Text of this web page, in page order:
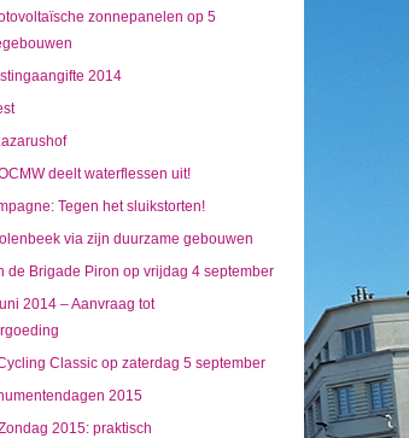
zonnepanelen op 5
2014
deelt waterflessen uit!
Tegen het sluikstorten!
via zijn duurzame gebouwen
de Brigade Piron op vrijdag 4 september
2014 – Aanvraag tot
Classic op zaterdag 5 september
2015
2015: praktisch